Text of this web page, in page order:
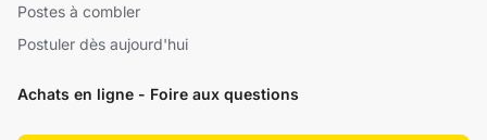
Postes à combler
Postuler dès aujourd'hui
Achats en ligne - Foire aux questions